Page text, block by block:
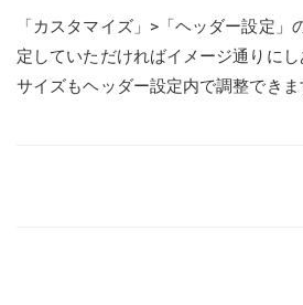
「カスタマイズ」>「ヘッダー設定」
定していただければイメージ通りに
サイズもヘッダー設定内で調整できま